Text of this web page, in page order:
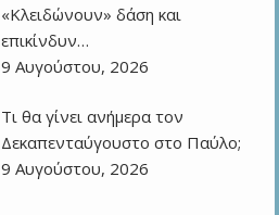
«Κλειδώνουν» δάση και
επικίνδυν…
9 Αυγούστου, 2026
Τι θα γίνει ανήμερα τον
Δεκαπενταύγουστο στο Παύλο;
9 Αυγούστου, 2026